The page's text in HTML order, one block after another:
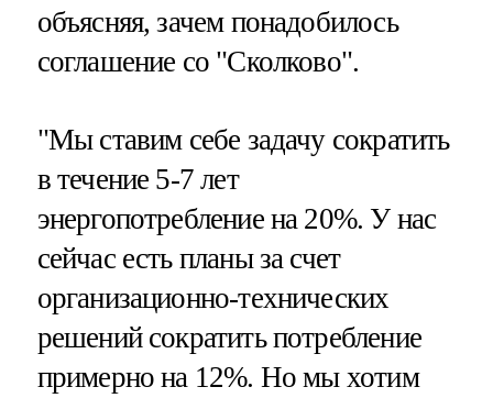
объясняя, зачем понадобилось
соглашение со "Сколково".
"Мы ставим себе задачу сократить
в течение 5-7 лет
энергопотребление на 20%. У нас
сейчас есть планы за счет
организационно-технических
решений сократить потребление
примерно на 12%. Но мы хотим